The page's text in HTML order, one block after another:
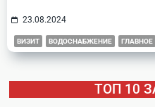
23.08.2024
ВИЗИТ ВОДОСНАБЖЕНИЕ ГЛАВНОЕ
ТОП 10